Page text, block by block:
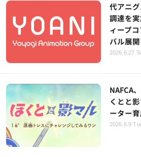
代アニ
調達を
ィープ
バル展
2026.6.27
NAFCA
くとと
ーター
2026.6.9